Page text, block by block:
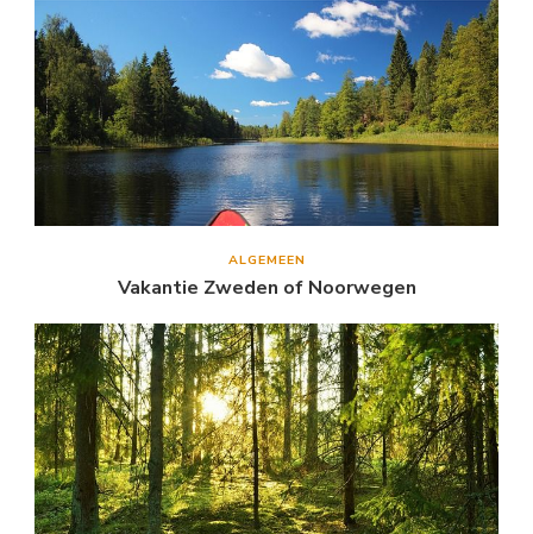
ALGEMEEN
Vakantie Zweden of Noorwegen